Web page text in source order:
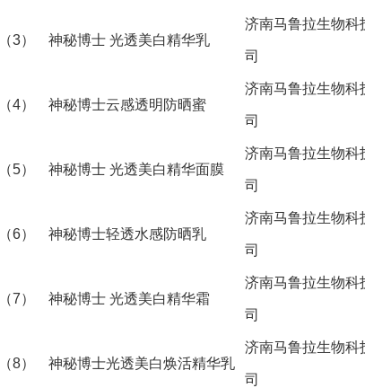
3） 神秘博士 光透美白精华乳
济南马鲁拉生物科
司
4） 神秘博士云感透明防晒蜜
济南马鲁拉生物科
司
5） 神秘博士 光透美白精华面膜
济南马鲁拉生物科
司
6） 神秘博士轻透水感防晒乳
济南马鲁拉生物科
司
7） 神秘博士 光透美白精华霜
济南马鲁拉生物科
司
8） 神秘博士光透美白焕活精华乳
济南马鲁拉生物科
司